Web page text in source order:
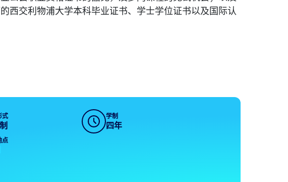
西交利物浦大学本科毕业证书、学士学位证书以及国际认
式 学制
四年
点